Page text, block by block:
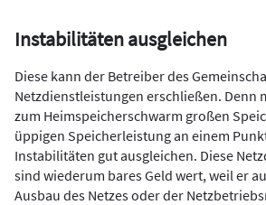
Instabilitäten ausgleichen
Diese kann der Betreiber des
Netzdienstleistungen erschließen. Denn
zum Heimspeicherschwarm großen
üppigen Speicherleistung an einem
Instabilitäten gut ausgleichen. Diese
sind wiederum bares Geld wert, weil er
Ausbau des Netzes oder der